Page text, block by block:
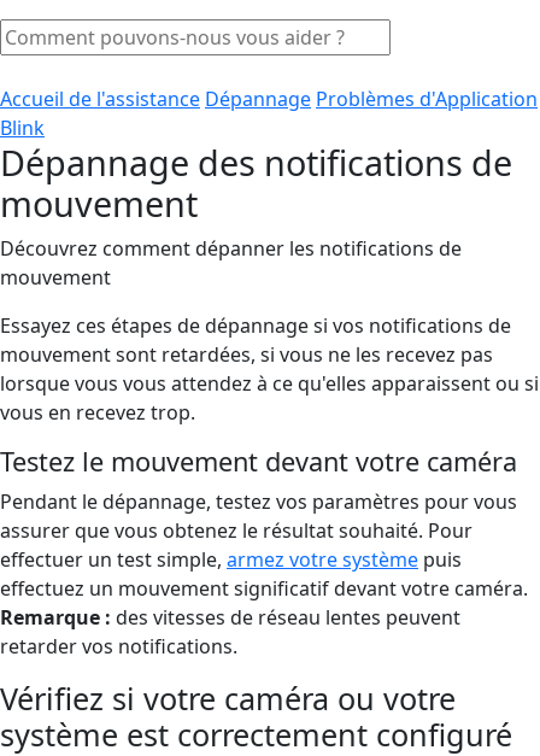
Accueil de l'assistance Dépannage Problèmes d'Application
Blink
Dépannage des notifications de
mouvement
Découvrez comment dépanner les notifications de
mouvement
Essayez ces étapes de dépannage si vos notifications de
mouvement sont retardées, si vous ne les recevez pas
lorsque vous vous attendez à ce qu'elles apparaissent ou si
vous en recevez trop.
Testez le mouvement devant votre caméra
Pendant le dépannage, testez vos paramètres pour vous
assurer que vous obtenez le résultat souhaité. Pour
effectuer un test simple, armez votre système puis
effectuez un mouvement significatif devant votre caméra.
Remarque : des vitesses de réseau lentes peuvent
retarder vos notifications.
Vérifiez si votre caméra ou votre
système est correctement configuré